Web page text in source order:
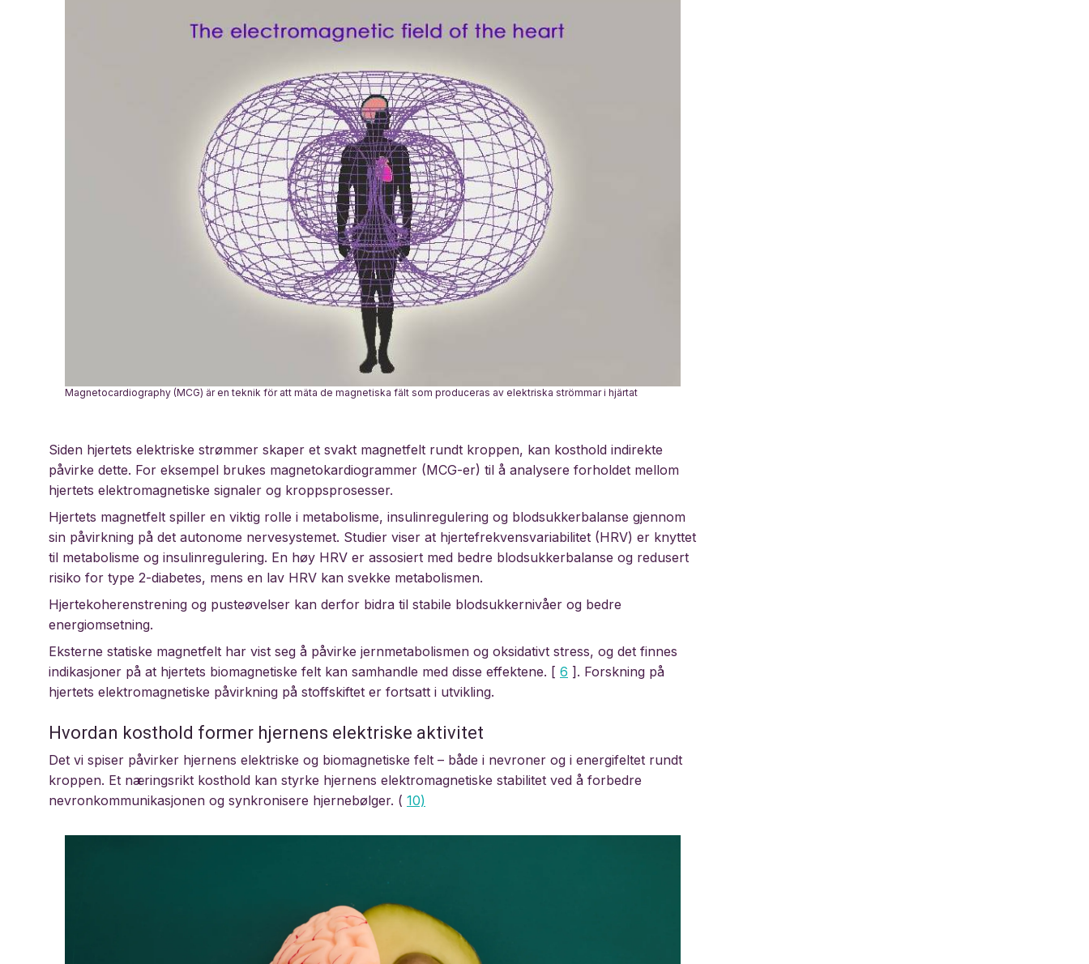
Magnetocardiography (MCG) är en teknik för att mäta de magnetiska fält som produceras av elektriska strömmar i hjärtat
Siden hjertets elektriske strømmer skaper et svakt magnetfelt rundt kroppen, kan kosthold indirekte
påvirke dette. For eksempel brukes magnetokardiogrammer (MCG-er) til å analysere forholdet mellom
hjertets elektromagnetiske signaler og kroppsprosesser.
Hjertets magnetfelt spiller en viktig rolle i metabolisme, insulinregulering og blodsukkerbalanse gjennom
sin påvirkning på det autonome nervesystemet. Studier viser at hjertefrekvensvariabilitet (HRV) er knyttet
til metabolisme og insulinregulering. En høy HRV er assosiert med bedre blodsukkerbalanse og redusert
risiko for type 2-diabetes, mens en lav HRV kan svekke metabolismen.
Hjertekoherenstrening og pusteøvelser kan derfor bidra til stabile blodsukkernivåer og bedre
energiomsetning.
Eksterne statiske magnetfelt har vist seg å påvirke jernmetabolismen og oksidativt stress, og det finnes
indikasjoner på at hjertets biomagnetiske felt kan samhandle med disse effektene. [ 6 ]. Forskning på
hjertets elektromagnetiske påvirkning på stoffskiftet er fortsatt i utvikling.
Hvordan kosthold former hjernens elektriske aktivitet
Det vi spiser påvirker hjernens elektriske og biomagnetiske felt – både i nevroner og i energifeltet rundt
kroppen. Et næringsrikt kosthold kan styrke hjernens elektromagnetiske stabilitet ved å forbedre
nevronkommunikasjonen og synkronisere hjernebølger. ( 10)